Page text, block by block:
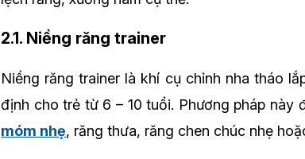
2.1. Niềng răng trainer
Niềng răng trainer là khí cụ chỉnh nha tháo
định cho trẻ từ 6 – 10 tuổi. Phương pháp này
móm nhẹ, răng thưa, răng chen chúc nhẹ